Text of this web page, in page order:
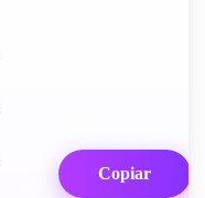
Copiar